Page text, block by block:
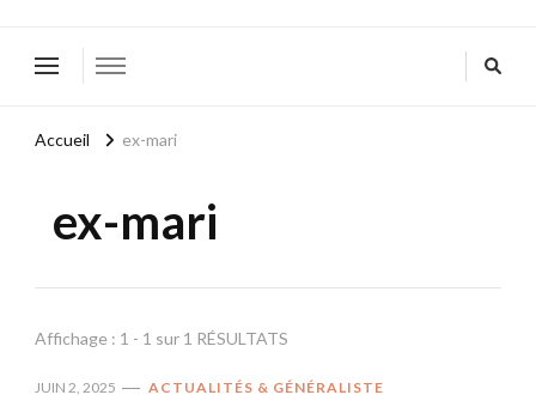
Accueil ex-mari
ex-mari
Affichage : 1 - 1 sur 1 RÉSULTATS
JUIN 2, 2025 ACTUALITÉS & GÉNÉRALISTE